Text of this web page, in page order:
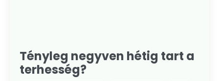
Tényleg negyven hétig tart a
terhesség?